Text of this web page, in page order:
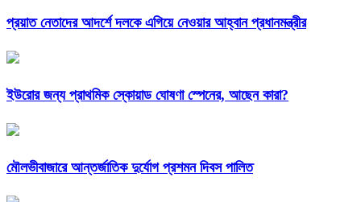
প্রয়াত নেতাদের আদর্শে দলকে এগিয়ে নেওয়ার আহ্বান প্রধানমন্ত্রীর
ইউরোর জন্য প্রাথমিক স্কোয়াড ঘোষণা স্পেনের, আছেন কারা?
মৌলভীবাজারে আন্তর্জাতিক দুর্যোগ প্রশমন দিবস পালিত